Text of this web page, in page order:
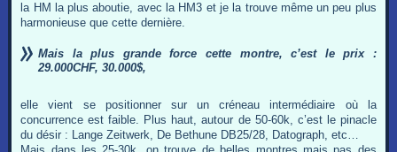
la HM la plus aboutie, avec la HM3 et je la trouve même un peu plus
harmonieuse que cette dernière.
Mais la plus grande force cette montre, c’est le prix :
29.000CHF, 30.000$,
elle vient se positionner sur un créneau intermédiaire où la
concurrence est faible. Plus haut, autour de 50-60k, c’est le pinacle
du désir : Lange Zeitwerk, De Bethune DB25/28, Datograph, etc…